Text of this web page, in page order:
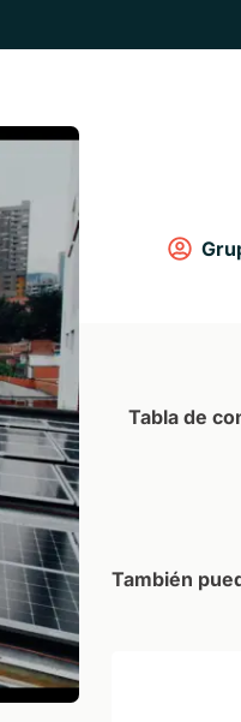
Tabla de
También